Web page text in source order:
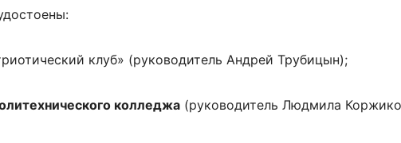
клуб» (руководитель Андрей Трубицын);
колледжа (руководитель Людмила